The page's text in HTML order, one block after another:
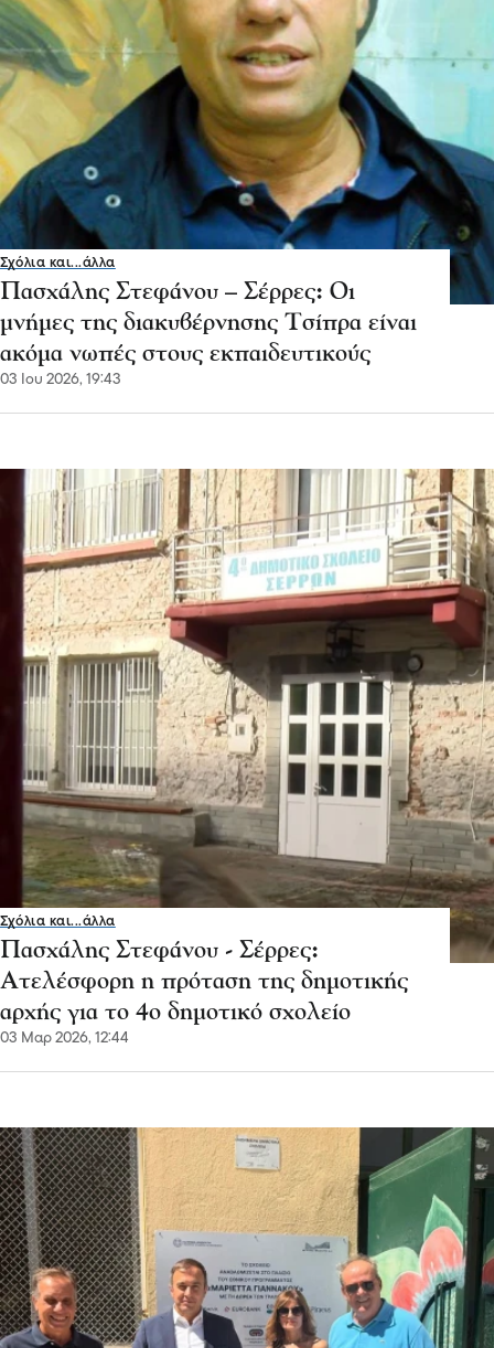
Σχόλια και...άλλα
Πασχάλης Στεφάνου – Σέρρες: Οι
μνήμες της διακυβέρνησης Τσίπρα είναι
ακόμα νωπές στους εκπαιδευτικούς
03 Ιου 2026, 19:43
Σχόλια και...άλλα
Πασχάλης Στεφάνου - Σέρρες:
Ατελέσφορη η πρόταση της δημοτικής
αρχής για το 4ο δημοτικό σχολείο
03 Μαρ 2026, 12:44